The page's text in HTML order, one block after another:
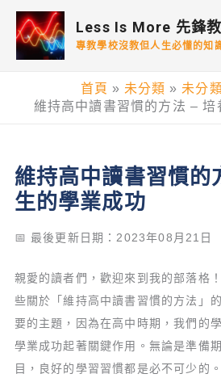
Less Is More 先鋒
專教學校沒教但人生必懂的知
首頁 未分類
未分
維持高中讀書習慣的方法 – 培
維持高中讀書習慣的
生的學業成功
📅 最後更新日期：2023年08月21日
親愛的讀者們，歡迎來到我的部落格
些關於「維持高中讀書習慣的方法」
要的主題，因為在高中時期，我們的
學業成功起著關鍵作用。無論是準備
目，良好的學習習慣都是必不可少的。